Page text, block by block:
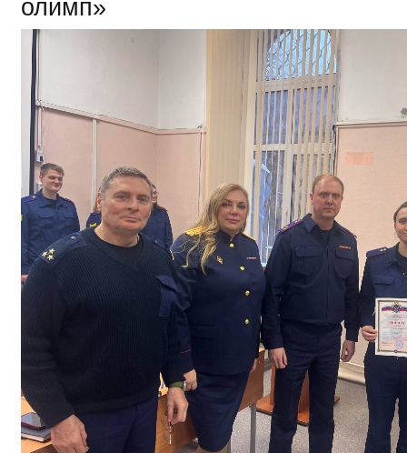
олимп»